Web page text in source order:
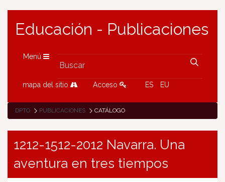
Educación - Publicaciones
Menú
mapa del sitio Acceso ES EU
DPTO PUBLICACIONES CATÁLOGO
1212-1512-2012 Navarra. Una
aventura en tres tiempos